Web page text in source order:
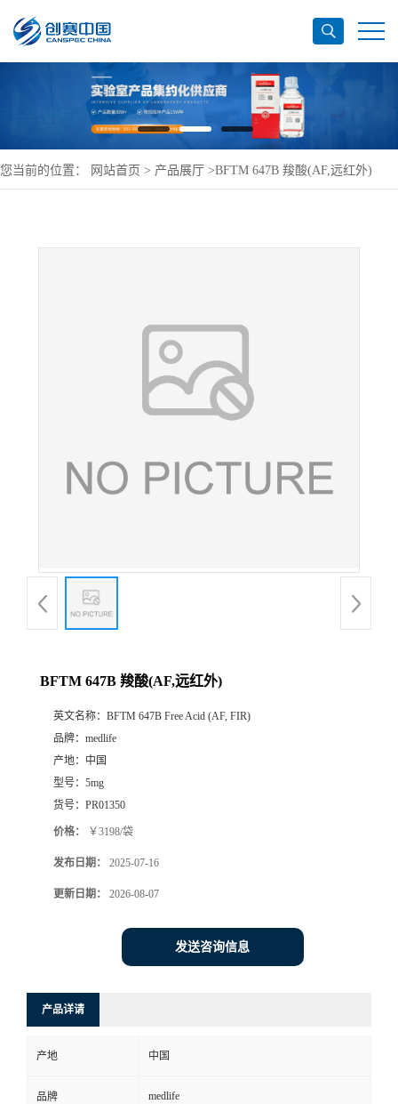
您当前的位置： 网站首页 > 产品展厅 >BFTM 647B 羧酸(AF,远红外)
BFTM 647B 羧酸(AF,远红外)
英文名称： BFTM 647B Free Acid (AF, FIR)
品牌： medlife
产地： 中国
型号： 5mg
货号： PR01350
价格： ￥3198/袋
发布日期： 2025-07-16
更新日期： 2026-08-07
发送咨询信息
产品详请
产地 中国
品牌 medlife